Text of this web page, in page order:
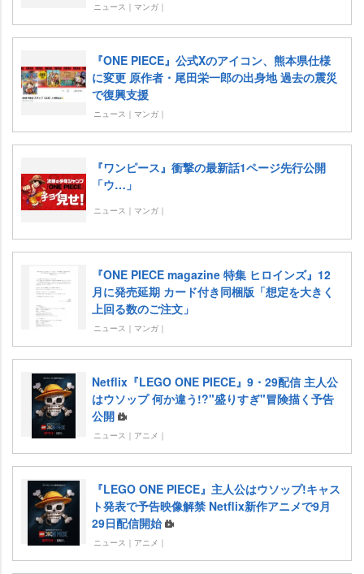
ニュース｜マンガ｜
『ONE PIECE』公式Xのアイコン、熊本県仕様
に変更 原作者・尾田栄一郎の出身地 過去の震災
で復興支援
ニュース｜マンガ｜
『ワンピース』衝撃の最新話1ページ先行公開
「ウ…」
ニュース｜マンガ｜
『ONE PIECE magazine 特集 ヒロインズ』12
月に発売延期 カード付き同梱版「想定を大きく
上回る数のご注文」
ニュース｜マンガ｜
Netflix『LEGO ONE PIECE』9・29配信 主人公
はウソップ 何か違う!?"盛りすぎ"冒険描く予告
公開
ニュース｜アニメ｜
『LEGO ONE PIECE』主人公はウソップ!キャス
ト発表で予告映像解禁 Netflix新作アニメで9月
29日配信開始
ニュース｜アニメ｜